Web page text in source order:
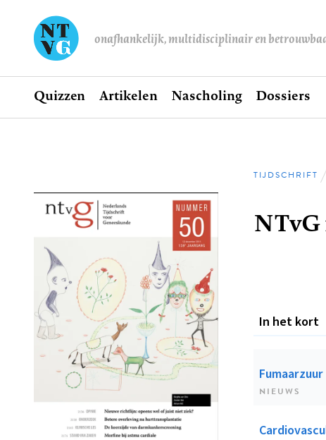
onafhankelijk, multidisciplinair en
Hoofdnavigatie
Home
Quizzen Artikelen Nascholing Dossiers
TIJDSCHRIFT
NTvG
In het kort
NIEUWS